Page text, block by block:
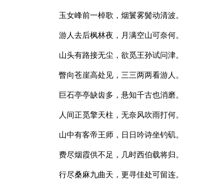
玉女峰前一棹歌，烟鬟雾鬓动清波。
游人去后枫林夜，月满空山可奈何。
山头有路接无尘，欲觅王孙试问津。
瞥向苍崖高处见，三三两两看游人。
巨石亭亭缺齿多，悬知千古也消磨。
人间正觅擎天柱，无奈风吹雨打何。
山中有客帝王师，日日吟诗坐钓矶。
费尽烟霞供不足，几时西伯载将归。
行尽桑麻九曲天，更寻佳处可留连。